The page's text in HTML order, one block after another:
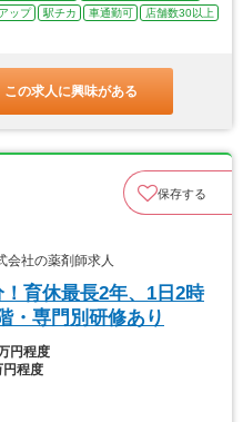
ップ 駅チカ 車通勤可
店舗数30以上
この求人に興味がある
保存する
社の薬剤師求人
！育休最長2年、1日2時
・専門別研修あり
円程度
円程度